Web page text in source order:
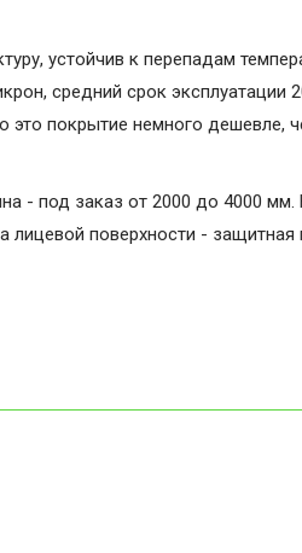
устойчив к перепадам
средний срок эксплуатации
это покрытие немного дешевле,
- под заказ от 2000 до 4000 мм.
лицевой поверхности - защитная